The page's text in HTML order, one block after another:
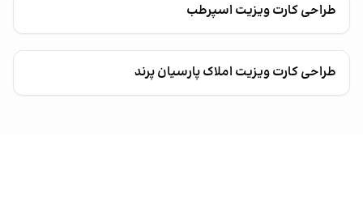
طراحی کارت ویزیت اسپرطب
طراحی کارت ویزیت املاک پارسیان پرند